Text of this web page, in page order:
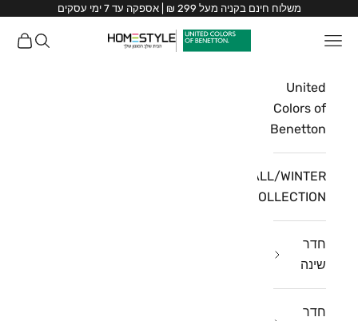
משלוח חינם בקניה מעל 299 ₪ | אספקה עד 7 ימי עסקים
HomeStyle
HomeStyle תפריט חיפושעגלת
United
Colors of
Benetton
FALL/WINTER
COLLECTION
חדר
שינה
חדר